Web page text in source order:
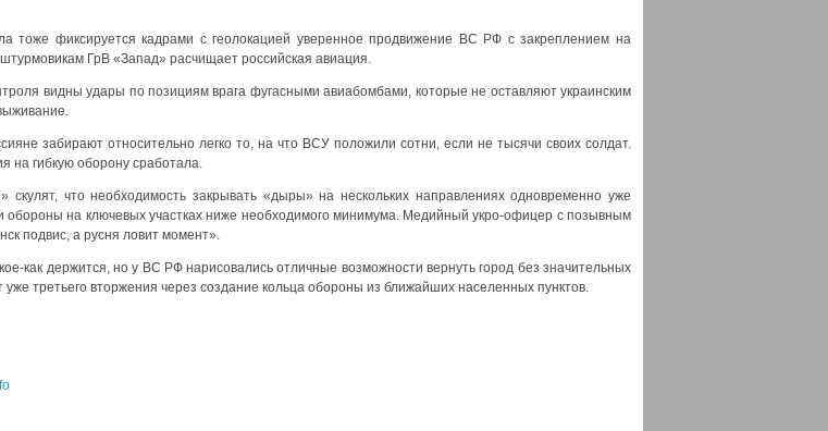
тоже фиксируется кадрами с геолокацией уверенное продвижение ВС РФ с закреплением на
ГрВ «Запад» расчищает российская авиация.
видны удары по позициям врага фугасными авиабомбами, которые не оставляют украинским
забирают относительно легко то, на что ВСУ положили сотни, если не тысячи своих солдат.
на гибкую оборону сработала.
скулят, что необходимость закрывать «дыры» на нескольких направлениях одновременно уже
обороны на ключевых участках ниже необходимого минимума. Медийный укро-офицер с позывным
подвис, а русня ловит момент».
как держится, но у ВС РФ нарисовались отличные возможности вернуть город без значительных
уже третьего вторжения через создание кольца обороны из ближайших населенных пунктов.